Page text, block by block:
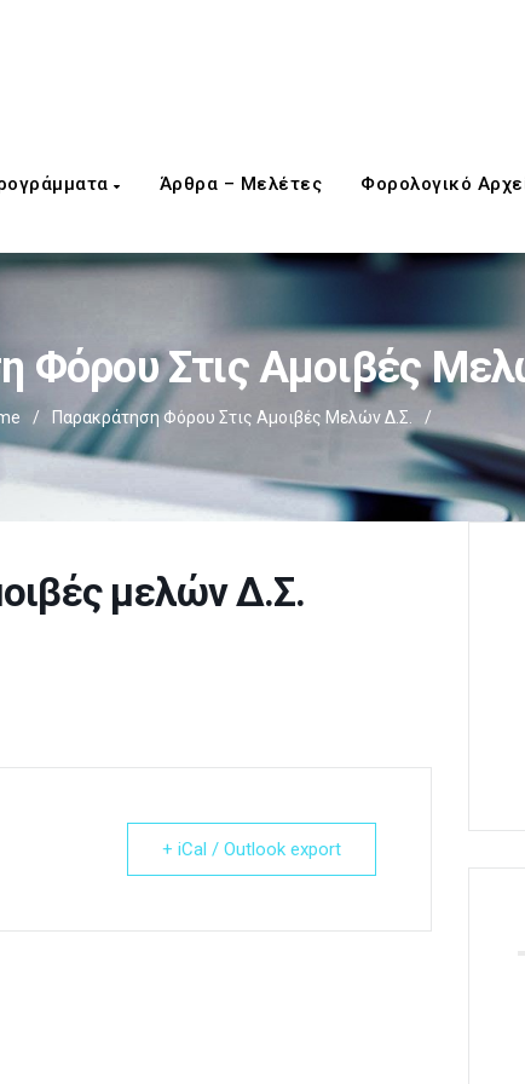
Άρθρα – Μελέτες Φορολογικό
Φόρου Στις Αμοιβές
/ Παρακράτηση Φόρου Στις Αμοιβές Μελών Δ.Σ. /
μελών Δ.Σ.
+ iCal / Outlook export